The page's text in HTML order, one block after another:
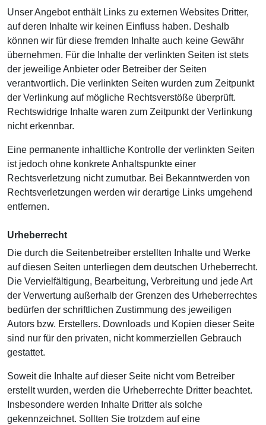
Unser Angebot enthält Links zu externen Websites Dritter,
auf deren Inhalte wir keinen Einfluss haben. Deshalb
können wir für diese fremden Inhalte auch keine Gewähr
übernehmen. Für die Inhalte der verlinkten Seiten ist stets
der jeweilige Anbieter oder Betreiber der Seiten
verantwortlich. Die verlinkten Seiten wurden zum Zeitpunkt
der Verlinkung auf mögliche Rechtsverstöße überprüft.
Rechtswidrige Inhalte waren zum Zeitpunkt der Verlinkung
nicht erkennbar.
Eine permanente inhaltliche Kontrolle der verlinkten Seiten
ist jedoch ohne konkrete Anhaltspunkte einer
Rechtsverletzung nicht zumutbar. Bei Bekanntwerden von
Rechtsverletzungen werden wir derartige Links umgehend
entfernen.
Urheberrecht
Die durch die Seitenbetreiber erstellten Inhalte und Werke
auf diesen Seiten unterliegen dem deutschen Urheberrecht.
Die Vervielfältigung, Bearbeitung, Verbreitung und jede Art
der Verwertung außerhalb der Grenzen des Urheberrechtes
bedürfen der schriftlichen Zustimmung des jeweiligen
Autors bzw. Erstellers. Downloads und Kopien dieser Seite
sind nur für den privaten, nicht kommerziellen Gebrauch
gestattet.
Soweit die Inhalte auf dieser Seite nicht vom Betreiber
erstellt wurden, werden die Urheberrechte Dritter beachtet.
Insbesondere werden Inhalte Dritter als solche
gekennzeichnet. Sollten Sie trotzdem auf eine